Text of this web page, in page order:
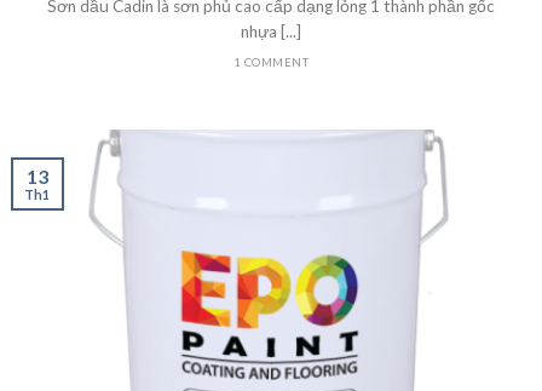
Sơn dầu Cadin là sơn phủ cao cấp dạng lỏng 1 thành phần gốc
nhựa [...]
1 COMMENT
13
Th1